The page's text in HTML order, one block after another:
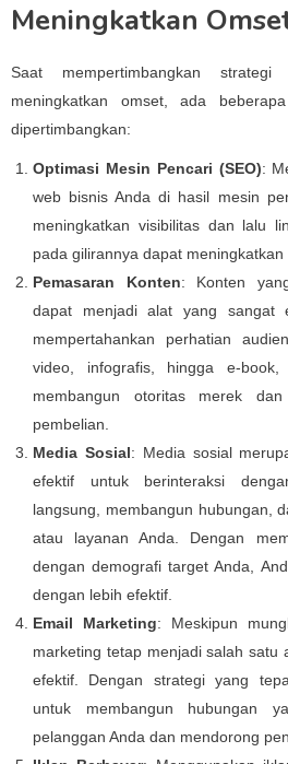
Meningkatkan
Saat mempertimbangkan
meningkatkan omset, ada
dipertimbangkan:
Optimasi Mesin Pencari (SEO):
web bisnis Anda di hasil mesin
meningkatkan visibilitas dan lalu
pada gilirannya dapat meningkatkan
Pemasaran Konten: Konten
dapat menjadi alat yang sangat
mempertahankan perhatian
video, infografis, hingga e-
membangun otoritas merek dan
pembelian.
Media Sosial: Media sosial
efektif untuk berinteraksi
langsung, membangun hubungan,
atau layanan Anda. Dengan
dengan demografi target Anda,
dengan lebih efektif.
Email Marketing: Meskipun
marketing tetap menjadi salah satu
efektif. Dengan strategi yang
untuk membangun hubungan
pelanggan Anda dan mendorong